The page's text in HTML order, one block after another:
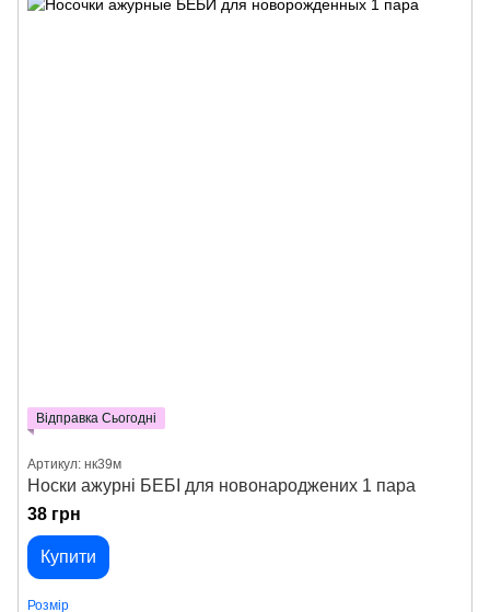
Відправка Сьогодні
Артикул: нк39м
Носки ажурні БЕБІ для новонароджених 1 пара
38 грн
Купити
Розмір